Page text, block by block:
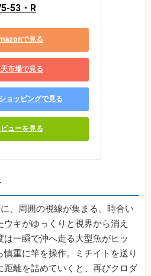
53・R
で見る
市場で見る
ョッピングで見る
ビューを見る
、周囲の視線が集まる。時合い
キがゆっくりと視界から消え
一瞬で沖へ走る大型魚がヒッ
慎重に竿を操作。ミチイトを送り
距離を詰めていくと、再びクロダ